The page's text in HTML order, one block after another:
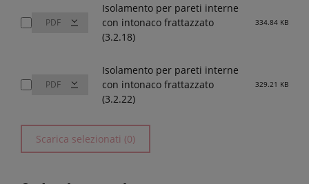
Isolamento per pareti interne
con intonaco frattazzato
(3.2.18)
334.84 KB
Isolamento per pareti interne
con intonaco frattazzato
(3.2.22)
329.21 KB
Scarica selezionati (0)